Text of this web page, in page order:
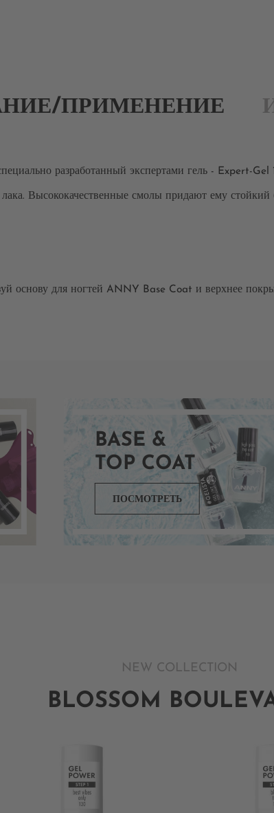
ПРИМЕНЕНИЕ
разработанный экспертами гель - Expert-
Высококачественные смолы придают ему стойкий
основу для ногтей ANNY Base Coat и верхнее
BASE &
TOP COAT
ПОСМОТРЕТЬ
NEW COLLECTION
BLOSSOM